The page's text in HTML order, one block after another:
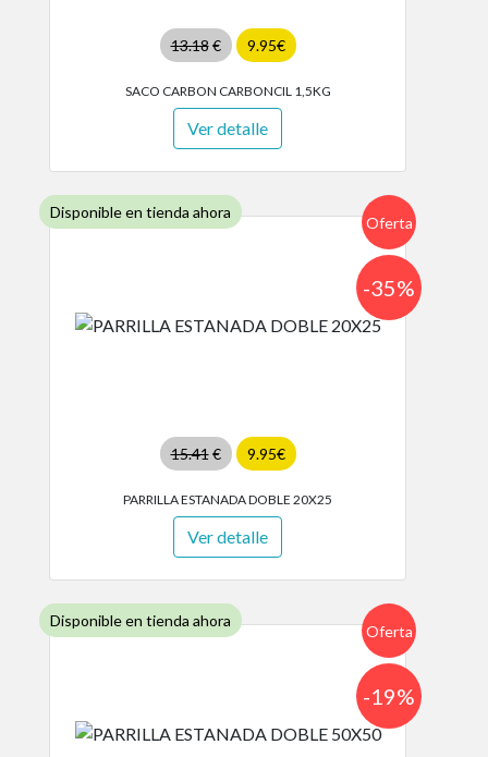
13.18€ 9.95€
SACO CARBON CARBONCIL 1,5KG
Ver detalle
Disponible en tienda ahora
Oferta
15.41€ 9.95€
-35%
PARRILLA ESTANADA DOBLE 20X25
Ver detalle
Disponible en tienda ahora
Oferta
-19%